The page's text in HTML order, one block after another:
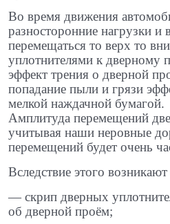
Во время движения
разносторонние нагрузки и
перемещаться то верх то
уплотнителями к дверному
эффект трения о дверной
попадание пыли и грязи
мелкой наждачной бумагой.
Амплитуда перемещений
учитывая наши неровные
перемещений будет очень
Вследствие этого
— скрип дверных
об дверной проём; ​